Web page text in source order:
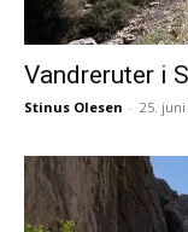
Vandreruter i
Stinus Olesen - 25. juni